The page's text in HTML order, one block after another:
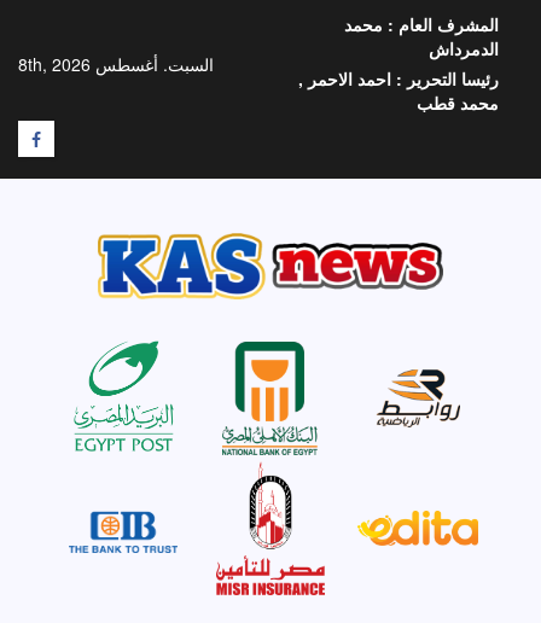
المحتوى
السبت. أغسطس 8th, 2026
المشرف العام : محمد
الدمرداش
رئيسا التحرير : احمد الاحمر ,
محمد قطب
F